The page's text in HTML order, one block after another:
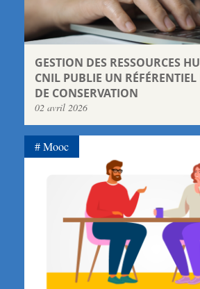
GESTION DES RESSOURCES
CNIL PUBLIE UN RÉFÉRENTIEL
DE CONSERVATION
02 avril 2026
Mooc